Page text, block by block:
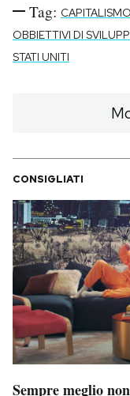
Tag: CAPITALISMO
OBBIETTIVI DI
STATI UNITI
CONSIGLIATI
Sempre meglio